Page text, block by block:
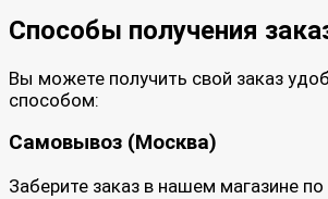
Способы получения
Вы можете получить свой заказ
способом:
Самовывоз (Москва)
Заберите заказ в нашем магазине по